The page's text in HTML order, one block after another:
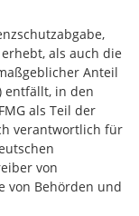
als auch die
Anteil
entfällt, in den
als Teil der
verantwortlich für
von
von Behörden und